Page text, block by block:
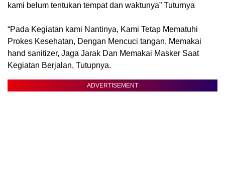
kami belum tentukan tempat dan waktunya” Tuturnya
“Pada Kegiatan kami Nantinya, Kami Tetap Mematuhi
Prokes Kesehatan, Dengan Mencuci tangan, Memakai
hand sanitizer, Jaga Jarak Dan Memakai Masker Saat
Kegiatan Berjalan, Tutupnya.
ADVERTISEMENT